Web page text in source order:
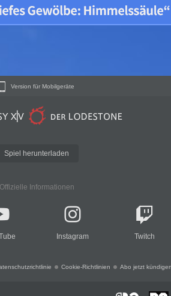
Version für Mobilgeräte
Spiel herunterladen
Offizielle Informationen
Instagram Twitch
Cookie-Richtlinien Abo jetzt kündigen